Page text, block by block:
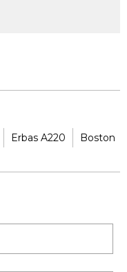
Erbas A220 Boston